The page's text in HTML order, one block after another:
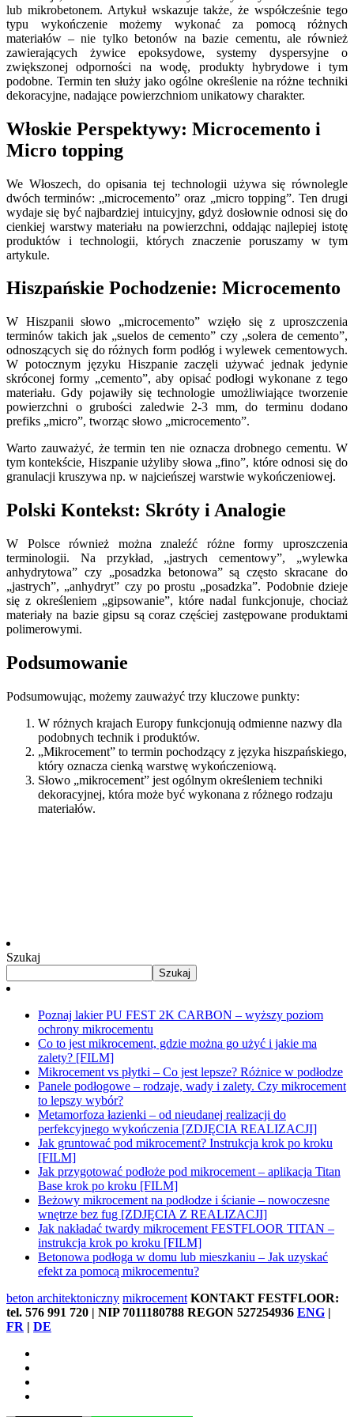
lub mikrobetonem. Artykuł wskazuje także, że współcześnie tego
typu wykończenie możemy wykonać za pomocą różnych
materiałów – nie tylko betonów na bazie cementu, ale również
zawierających żywice epoksydowe, systemy dyspersyjne o
zwiększonej odporności na wodę, produkty hybrydowe i tym
podobne. Termin ten służy jako ogólne określenie na różne techniki
dekoracyjne, nadające powierzchniom unikatowy charakter.
Włoskie Perspektywy: Microcemento i
Micro topping
We Włoszech, do opisania tej technologii używa się równolegle
dwóch terminów: „microcemento” oraz „micro topping”. Ten drugi
wydaje się być najbardziej intuicyjny, gdyż dosłownie odnosi się do
cienkiej warstwy materiału na powierzchni, oddając najlepiej istotę
produktów i technologii, których znaczenie poruszamy w tym
artykule.
Hiszpańskie Pochodzenie: Microcemento
W Hiszpanii słowo „microcemento” wzięło się z uproszczenia
terminów takich jak „suelos de cemento” czy „solera de cemento”,
odnoszących się do różnych form podłóg i wylewek cementowych.
W potocznym języku Hiszpanie zaczęli używać jednak jedynie
skróconej formy „cemento”, aby opisać podłogi wykonane z tego
materiału. Gdy pojawiły się technologie umożliwiające tworzenie
powierzchni o grubości zaledwie 2-3 mm, do terminu dodano
prefiks „micro”, tworząc słowo „microcemento”.
Warto zauważyć, że termin ten nie oznacza drobnego cementu. W
tym kontekście, Hiszpanie użyliby słowa „fino”, które odnosi się do
granulacji kruszywa np. w najcieńszej warstwie wykończeniowej.
Polski Kontekst: Skróty i Analogie
W Polsce również można znaleźć różne formy uproszczenia
terminologii. Na przykład, „jastrych cementowy”, „wylewka
anhydrytowa” czy „posadzka betonowa” są często skracane do
„jastrych”, „anhydryt” czy po prostu „posadzka”. Podobnie dzieje
się z określeniem „gipsowanie”, które nadal funkcjonuje, chociaż
materiały na bazie gipsu są coraz częściej zastępowane produktami
polimerowymi.
Podsumowanie
Podsumowując, możemy zauważyć trzy kluczowe punkty:
W różnych krajach Europy funkcjonują odmienne nazwy dla
podobnych technik i produktów.
„Mikrocement” to termin pochodzący z języka hiszpańskiego,
który oznacza cienką warstwę wykończeniową.
Słowo „mikrocement” jest ogólnym określeniem techniki
dekoracyjnej, która może być wykonana z różnego rodzaju
materiałów.
Szukaj
Szukaj
Poznaj lakier PU FEST 2K CARBON – wyższy poziom
ochrony mikrocementu
Co to jest mikrocement, gdzie można go użyć i jakie ma
zalety? [FILM]
Mikrocement vs płytki – Co jest lepsze? Różnice w podłodze
Panele podłogowe – rodzaje, wady i zalety. Czy mikrocement
to lepszy wybór?
Metamorfoza łazienki – od nieudanej realizacji do
perfekcyjnego wykończenia [ZDJĘCIA REALIZACJI]
Jak gruntować pod mikrocement? Instrukcja krok po kroku
[FILM]
Jak przygotować podłoże pod mikrocement – aplikacja Titan
Base krok po kroku [FILM]
Beżowy mikrocement na podłodze i ścianie – nowoczesne
wnętrze bez fug [ZDJĘCIA Z REALIZACJI]
Jak nakładać twardy mikrocement FESTFLOOR TITAN –
instrukcja krok po kroku [FILM]
Betonowa podłoga w domu lub mieszkaniu – Jak uzyskać
efekt za pomocą mikrocementu?
beton architektoniczny mikrocement KONTAKT FESTFLOOR:
tel. 576 991 720 | NIP 7011180788 REGON 527254936 ENG |
FR | DE